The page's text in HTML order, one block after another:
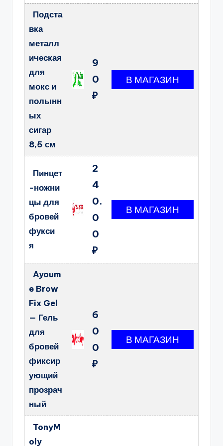
Подста
вка
металл
ическая
для
мокс и
полынн
ых
сигар
8,5 см
9
0
₽
Пинцет
-ножни
цы для
бровей
фукси
я
2
4
0.
0
0
₽
Ayoum
e Brow
Fix Gel
— Гель
для
бровей
фиксир
ующий
прозрач
ный
6
0
0
₽
TonyM
oly